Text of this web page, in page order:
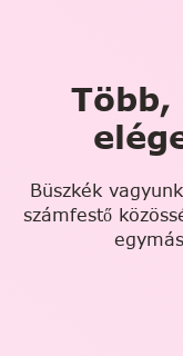
Büszkék
számfestő